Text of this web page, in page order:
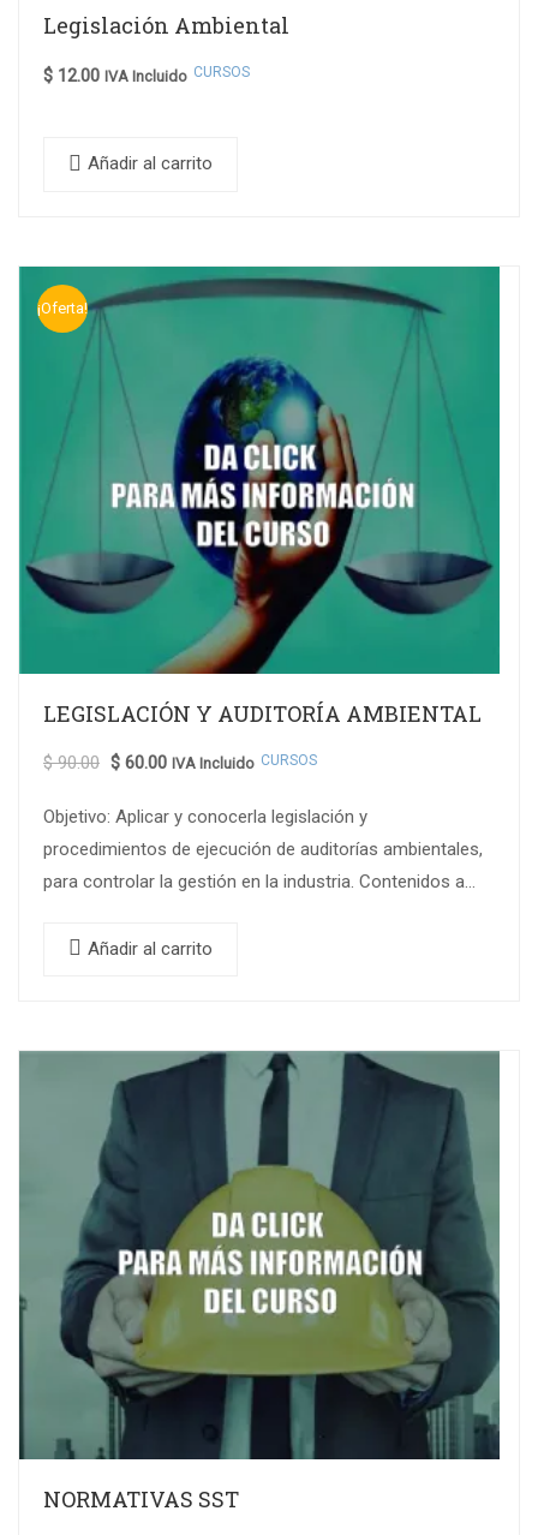
Legislación Ambiental
$ 12.00 IVA Incluido CURSOS
Añadir al carrito
¡Oferta!
LEGISLACIÓN Y AUDITORÍA AMBIENTAL
$90.00 $ 60.00 IVA Incluido CURSOS
Objetivo: Aplicar y conocerla legislación y
procedimientos de ejecución de auditorías ambientales,
para controlar la gestión en la industria. Contenidos a
Código…Añadir al carrito
NORMATIVAS SST